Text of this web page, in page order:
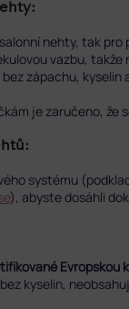
nehty, tak pro
vazbu,
zápachu, kyselin
je zaručeno, že
systému
), abyste dosáhli
Evropskou
kyselin,